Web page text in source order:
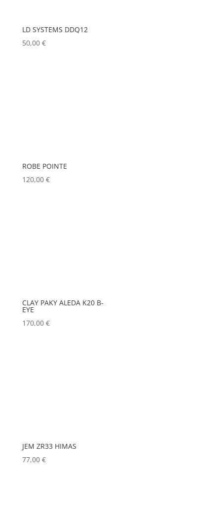
LD SYSTEMS DDQ12
50,00 €
ROBE POINTE
120,00 €
CLAY PAKY ALEDA K20 B-
EYE
170,00 €
JEM ZR33 HIMAS
77,00 €